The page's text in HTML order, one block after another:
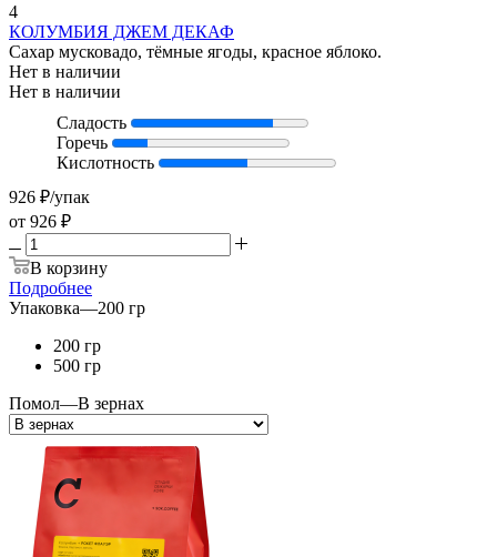
4
КОЛУМБИЯ ДЖЕМ ДЕКАФ
Сахар мусковадо, тёмные ягоды, красное яблоко.
Нет в наличии
Нет в наличии
Сладость
Горечь
Кислотность
926 ₽/упак
от 926 ₽
В корзину
Подробнее
Упаковка—200 гр
200 гр
500 гр
Помол—В зернах